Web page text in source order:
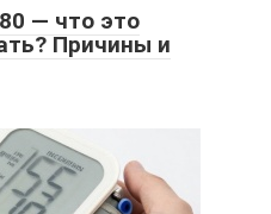
— что это
Причины и